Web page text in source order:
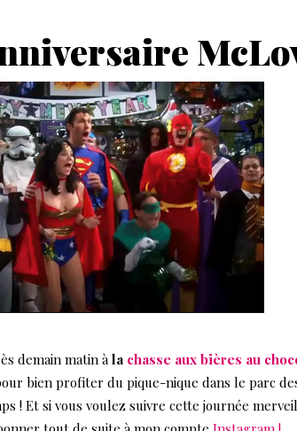
demain matin à la chasse aux bières au
bien profiter du pique-nique dans le parc
! Et si vous voulez suivre cette journée